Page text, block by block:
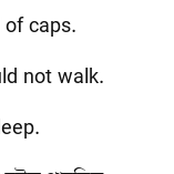
caps.
not walk.